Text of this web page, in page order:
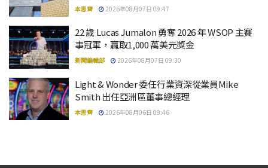
本思齊 2026年08月07日 09:47
22 歲 Lucas Jumalon 勇奪 2026 年 WSOP 主賽
事冠軍，贏取1,000 萬美元獎金
新聞編輯部 2026年08月07日 09:30
Light & Wonder 委任行業資深從業員Mike
Smith 出任亞洲區董事總經理
本思齊 2026年08月06日 09:46